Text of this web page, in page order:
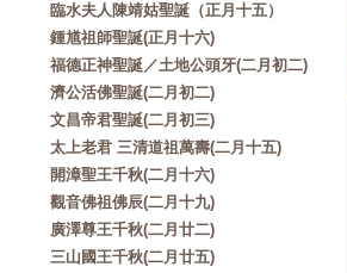
臨水夫人陳靖姑聖誕（正月十五）
鍾馗祖師聖誕(正月十六)
福德正神聖誕／土地公頭牙(二月初二)
濟公活佛聖誕(二月初二)
文昌帝君聖誕(二月初三)
太上老君 三清道祖萬壽(二月十五)
開漳聖王千秋(二月十六)
觀音佛祖佛辰(二月十九)
廣澤尊王千秋(二月廿二)
三山國王千秋(二月廿五)